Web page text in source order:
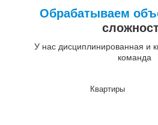
Обрабатываем
У нас дисциплинированная и
команда
Квартиры